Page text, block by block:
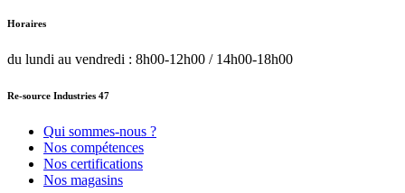
Horaires
du lundi au vendredi : 8h00-12h00 / 14h00-18h00
Re-source Industries 47
Qui sommes-nous ?
Nos compétences
Nos certifications
Nos magasins